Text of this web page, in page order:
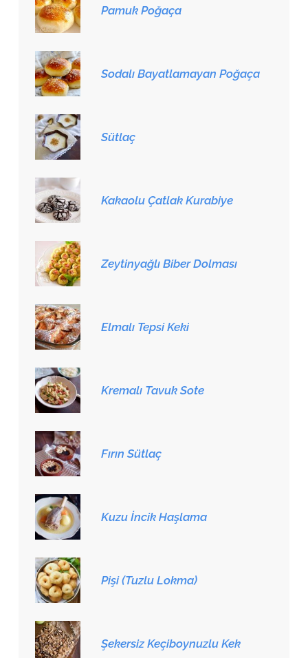
Pamuk Poğaça
Sodalı Bayatlamayan Poğaça
Sütlaç
Kakaolu Çatlak Kurabiye
Zeytinyağlı Biber Dolması
Elmalı Tepsi Keki
Kremalı Tavuk Sote
Fırın Sütlaç
Kuzu İncik Haşlama
Pişi (Tuzlu Lokma)
Şekersiz Keçiboynuzlu Kek